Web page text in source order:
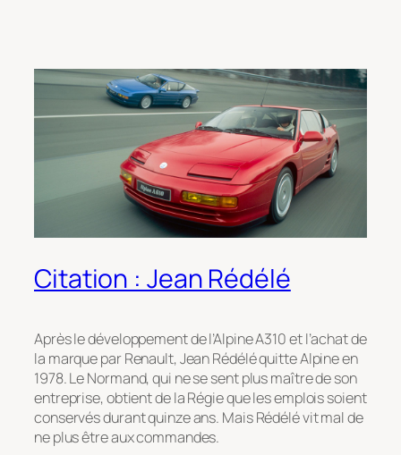
Citation : Jean Rédélé
Après le développement de l’Alpine A310 et l’achat de
la marque par Renault, Jean Rédélé quitte Alpine en
1978. Le Normand, qui ne se sent plus maître de son
entreprise, obtient de la Régie que les emplois soient
conservés durant quinze ans. Mais Rédélé vit mal de
ne plus être aux commandes.